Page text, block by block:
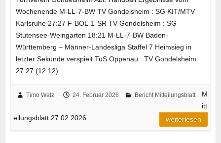
Wochenende M-LL-7-BW TV Gondelsheim : SG KIT/MTV
Karlsruhe 27:27 F-BOL-1-SR TV Gondelsheim : SG
Stutensee-Weingarten 18:21 M-LL-7-BW Baden-
Württemberg – Männer-Landesliga Staffel 7 Heimsieg in
letzter Sekunde verspielt TuS Oppenau : TV Gondelsheim
27:27 (12:12)…
Timo Walz 24. Februar 2026 Bericht Mitteilungsblatt
M
itt
eilungsblatt 27.02.2026
weiterlesen